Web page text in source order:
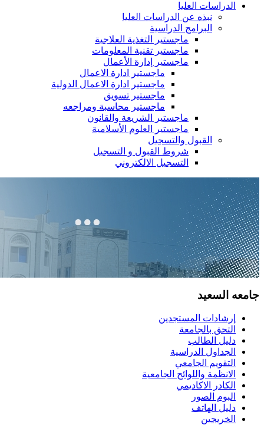
الدراسات العليا
نبذه عن الدراسات العليا
البرامج الدراسية
ماجستير التغذية العلاجية
ماجستير تقنية المعلومات
ماجستير إدارة الأعمال
ماجستير ادارة الاعمال
ماجستير ادارة الاعمال الدولية
ماجستير تسويق
ماجستير محاسبة ومراجعه
ماجستير الشريعة والقانون
ماجستير العلوم الأسلامية
القبول والتسجيل
شروط القبول و التسجيل
التسجيل الالكتروني
جامعه السعيد
إرشادات المستجدين
التحق بالجامعة
دليل الطالب
الجداول الدراسية
التقويم الجامعي
الانظمة واللوائح الجامعية
الكادر الاكاديمي
البوم الصور
دليل الهاتف
الخريجين